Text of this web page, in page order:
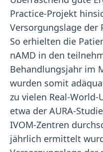
Practice-Projekt
Versorgungslage der
So erhielten die
nAMD in den
Behandlungsjahr im
wurden somit
zu vielen Real-
etwa der AURA-
IVOM-Zentren
jährlich ermittelt